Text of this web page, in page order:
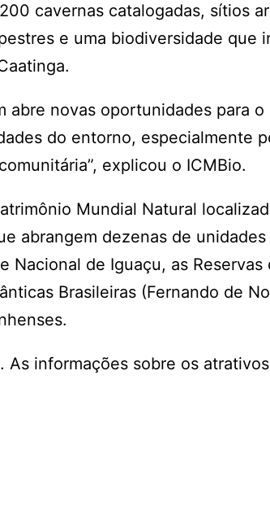
cavernas catalogadas, sítios
e uma biodiversidade que
abre novas oportunidades para
do entorno, especialmente
explicou o ICMBio.
Mundial Natural
abrangem dezenas de
Nacional de Iguaçu, as
Brasileiras (Fernando de
As informações sobre os